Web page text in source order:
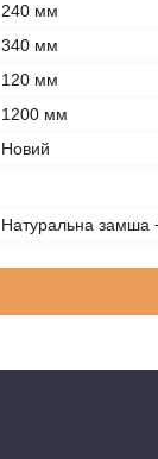
240 мм
340 мм
120 мм
1200 мм
Новий
Натуральна замша